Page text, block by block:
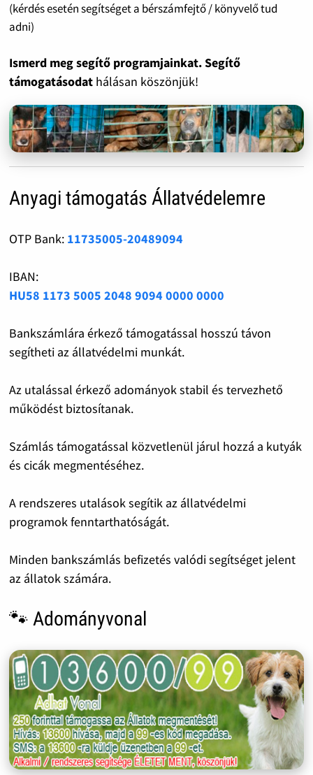
(kérdés esetén segítséget a bérszámfejtő / könyvelő tud
adni)
Ismerd meg segítő programjainkat. Segítő
támogatásodat hálásan köszönjük!
Anyagi támogatás Állatvédelemre
OTP Bank: 11735005-20489094
IBAN:
HU58 1173 5005 2048 9094 0000 0000
Bankszámlára érkező támogatással hosszú távon
segítheti az állatvédelmi munkát.
Az utalással érkező adományok stabil és tervezhető
működést biztosítanak.
Számlás támogatással közvetlenül járul hozzá a kutyák
és cicák megmentéséhez.
A rendszeres utalások segítik az állatvédelmi
programok fenntarthatóságát.
Minden bankszámlás befizetés valódi segítséget jelent
az állatok számára.
🐾 Adományvonal